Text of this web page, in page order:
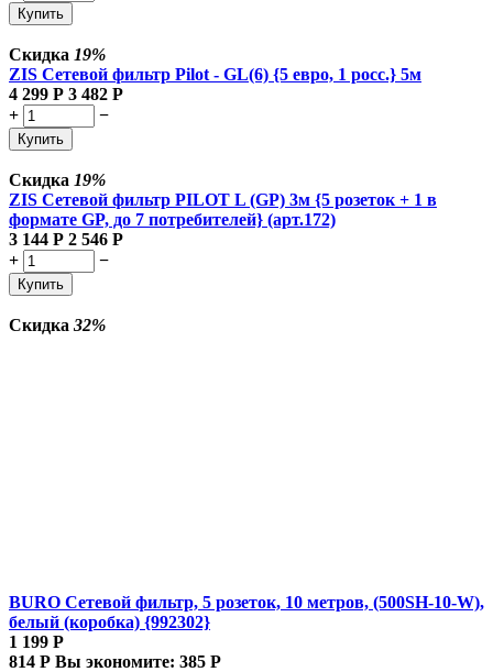
Купить
Скидка 19%
ZIS Сетевой фильтр Pilot - GL(6) {5 евро, 1 росс.} 5м
4 299 Р 3 482 Р
+
−
Купить
Скидка 19%
ZIS Сетевой фильтр PILOT L (GP) 3м {5 розеток + 1 в
формате GP, до 7 потребителей} (арт.172)
3 144 Р 2 546 Р
+
−
Купить
Скидка 32%
BURO Сетевой фильтр, 5 розеток, 10 метров, (500SH-10-W),
белый (коробка) {992302}
1 199 Р
814 Р Вы экономите: 385 Р